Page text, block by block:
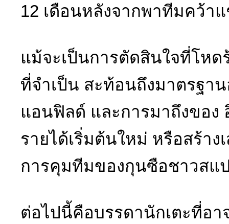
12 เดือนหลังจากพาทีมคว้า
แม้จะเป็นการตัดสินใจที่โหด
ที่จำเป็น สะท้อนถึงมาตรฐา
แอนฟิลด์ และการมาถึงของ
รายได้เริ่มต้นใหม่ หรือสร้าง
การคุมทีมของกุนซือชาวสแ
ต่อไปนี้คือบรรดานักเตะที่อ